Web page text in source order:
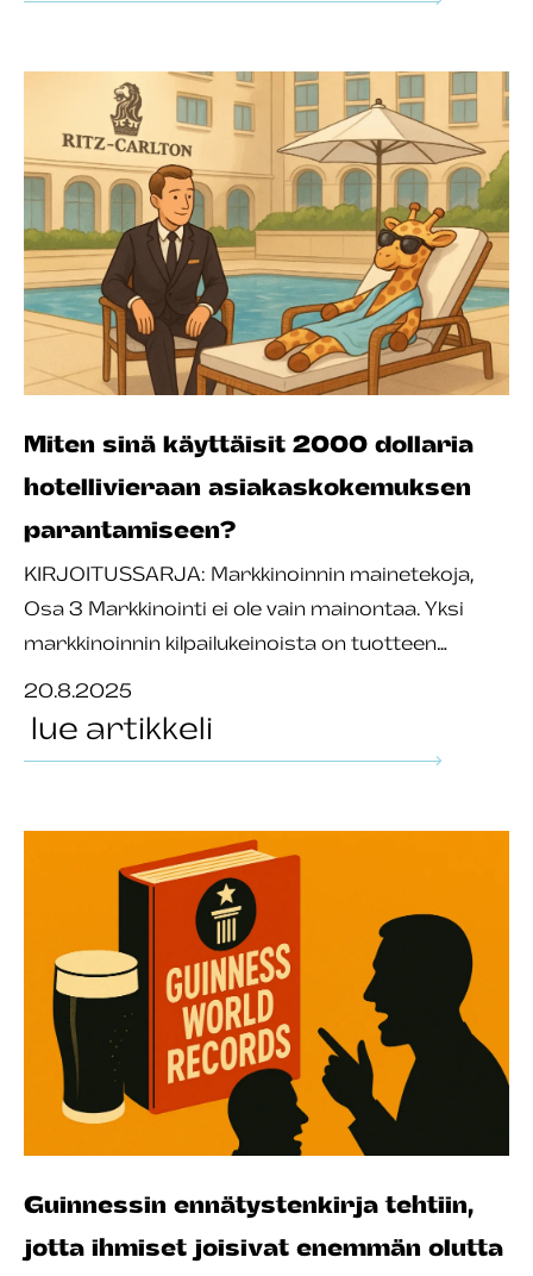
Miten sinä käyttäisit 2000 dollaria
hotellivieraan asiakaskokemuksen
parantamiseen?
KIRJOITUSSARJA: Markkinoinnin mainetekoja,
Osa 3 Markkinointi ei ole vain mainontaa. Yksi
markkinoinnin kilpailukeinoista on tuotteen…
20.8.2025
lue artikkeli
Guinnessin ennätystenkirja tehtiin,
jotta ihmiset joisivat enemmän olutta